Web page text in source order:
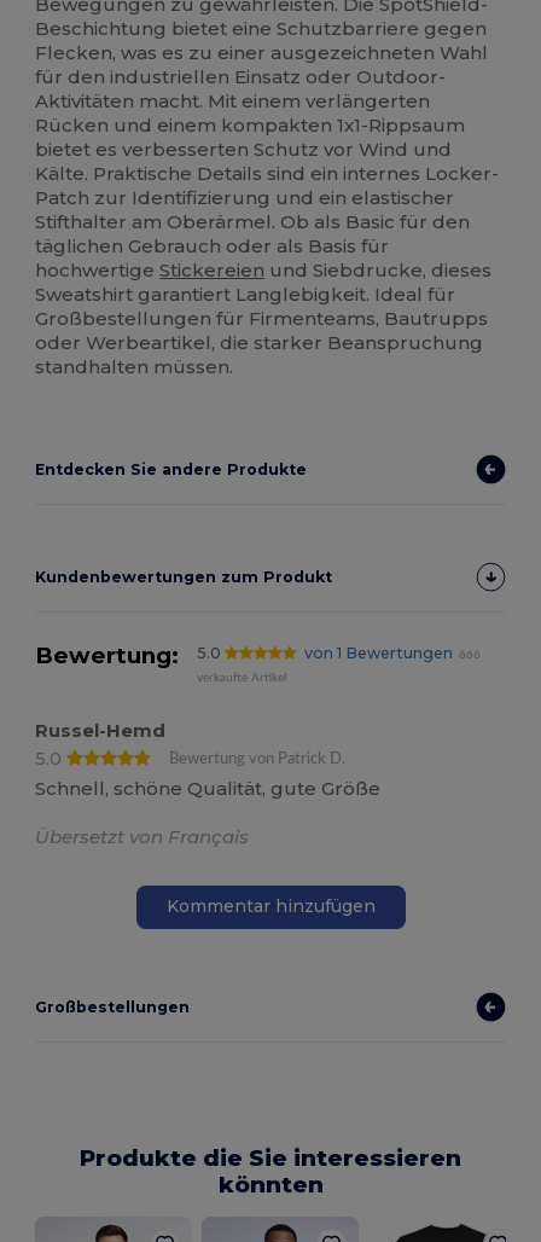
Beschichtung bietet eine Schutzbarriere gegen
Flecken, was es zu einer ausgezeichneten Wahl
für den industriellen Einsatz oder Outdoor-
Aktivitäten macht. Mit einem verlängerten
Rücken und einem kompakten 1x1-Rippsaum
bietet es verbesserten Schutz vor Wind und
Kälte. Praktische Details sind ein internes Locker-
Patch zur Identifizierung und ein elastischer
Stifthalter am Oberärmel. Ob als Basic für den
täglichen Gebrauch oder als Basis für
hochwertigeStickereien und Siebdrucke, dieses
Sweatshirt garantiert Langlebigkeit. Ideal für
Großbestellungen für Firmenteams, Bautrupps
oder Werbeartikel, die starker Beanspruchung
standhalten müssen.
Entdecken Sie andere Produkte
Kundenbewertungen zum Produkt
Bewertung: 5.0 von 1 Bewertungen
666
verkaufte Artikel
Russel-Hemd
5.0
Bewertung von Patrick D.
Schnell, schöne Qualität, gute Größe
Übersetzt von Français
Kommentar hinzufügen
Großbestellungen
Produkte die Sie interessieren
könnten